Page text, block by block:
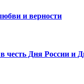
и верности
честь Дня России и